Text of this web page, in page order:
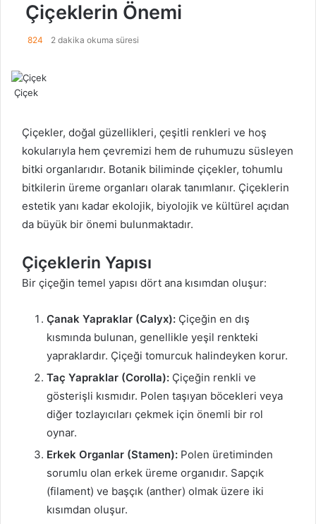
Çiçeklerin Önemi
824 2 dakika okuma süresi
Çiçek
Çiçekler, doğal güzellikleri, çeşitli renkleri ve hoş
kokularıyla hem çevremizi hem de ruhumuzu süsleyen
bitki organlarıdır. Botanik biliminde çiçekler, tohumlu
bitkilerin üreme organları olarak tanımlanır. Çiçeklerin
estetik yanı kadar ekolojik, biyolojik ve kültürel açıdan
da büyük bir önemi bulunmaktadır.
Çiçeklerin Yapısı
Bir çiçeğin temel yapısı dört ana kısımdan oluşur:
Çanak Yapraklar (Calyx): Çiçeğin en dış
kısmında bulunan, genellikle yeşil renkteki
yapraklardır. Çiçeği tomurcuk halindeyken korur.
Taç Yapraklar (Corolla): Çiçeğin renkli ve
gösterişli kısmıdır. Polen taşıyan böcekleri veya
diğer tozlayıcıları çekmek için önemli bir rol
oynar.
Erkek Organlar (Stamen): Polen üretiminden
sorumlu olan erkek üreme organıdır. Sapçık
(filament) ve başçık (anther) olmak üzere iki
kısımdan oluşur.